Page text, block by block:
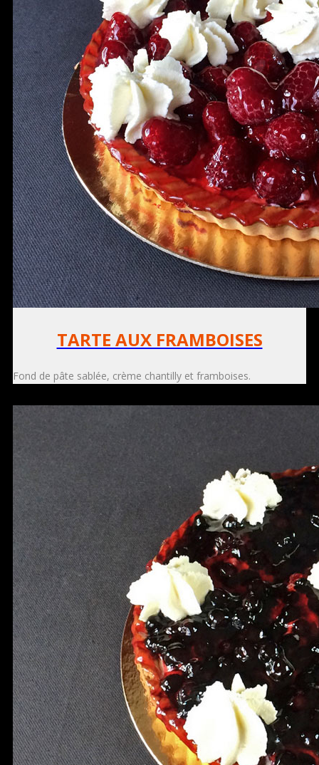
TARTE AUX FRAMBOISES
Fond de pâte sablée, crème chantilly et framboises.